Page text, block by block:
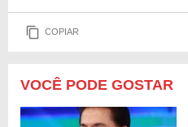
COPIAR
VOCÊ PODE GOSTAR